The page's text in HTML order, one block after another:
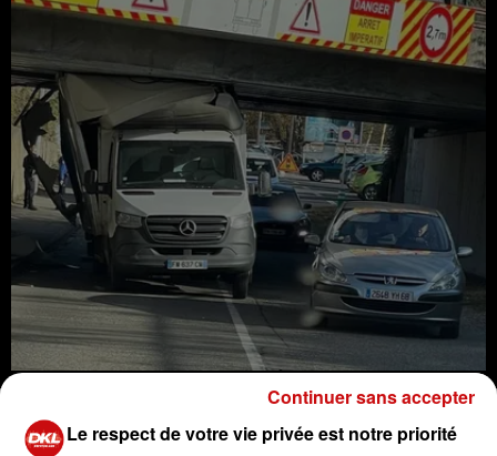
À Mulhouse, une fourgonnette s'est encastrée sous le
pont de la Fonderie samedi dernier, vers 11 h 45, rue
Le respect de votre vie privée est notre priorité
Continuer sans accepter